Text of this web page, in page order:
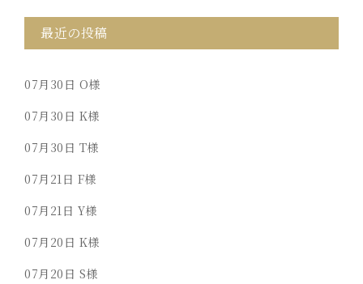
最近の投稿
07月30日 O様
07月30日 K様
07月30日 T様
07月21日 F様
07月21日 Y様
07月20日 K様
07月20日 S様